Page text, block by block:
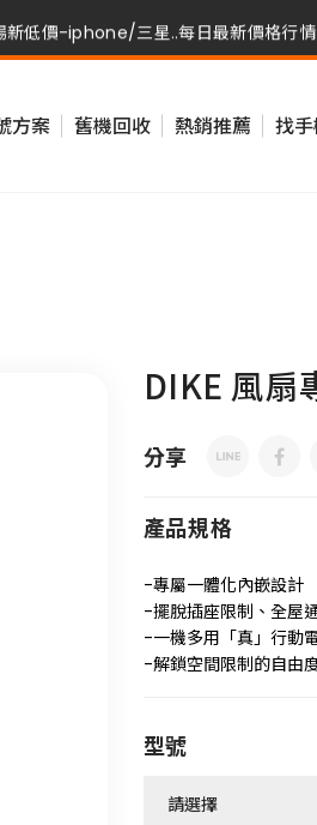
新低價-iphone/三星..每日最新價格行
新低價-iphone/三星..每日最新價格行情
方案 舊機回收 熱銷推薦 找
DIKE 風扇
分享
產品規格
-專屬一體化內嵌設計
-擺脫插座限制、全屋
-一機多用「真」行動
-解鎖空間限制的自由
型號